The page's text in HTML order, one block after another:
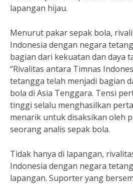
lapangan hijau.
Menurut pakar sepak bola,
Indonesia dengan negara
bagian dari kekuatan dan daya
“Rivalitas antara Timnas
tetangga telah menjadi bagian
bola di Asia Tenggara. Tensi
tinggi selalu menghasilkan
menarik untuk disaksikan oleh
seorang analis sepak bola.
Tidak hanya di lapangan,
Indonesia dengan negara
lapangan. Suporter yang